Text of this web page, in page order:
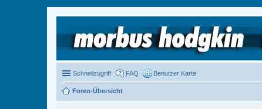
Schnellzugriff FAQ Benutzer Karte
Foren-Übersicht